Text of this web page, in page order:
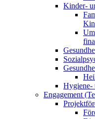
Kinder-
Hygiene-
Engagement